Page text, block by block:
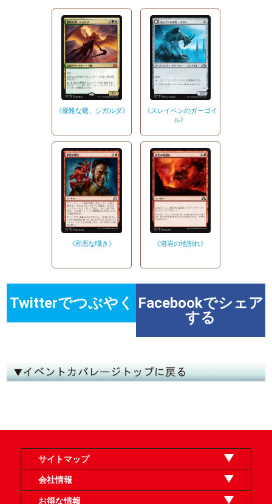
《優雅な鷺、シガルダ》
《スレイベンのガーゴイ
ル》
《邪悪な囁き》 《溶岩の地割れ》
Twitterでつぶやく
Facebookでシェア
する
サイトマップ
オンラインショップ
買取
記事
選手一覧
デッキ検索
デッキ構築
イベント・大会
店舗のご案内
お問い合わせ
ヘルプ
FAQ
会社情報
利用規約
スタッフ募集
特定商取引法表示
個人情報保護方針
企業情報
お得な情報